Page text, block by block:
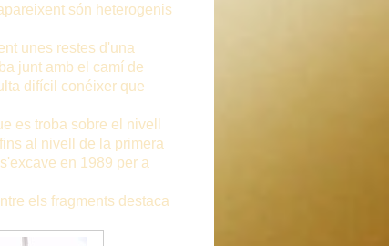
són heterogenis
unes restes d'una
junt amb el camí de
difícil conéixer que
es troba sobre el nivell
al nivell de la primera
en 1989 per a
els fragments destaca